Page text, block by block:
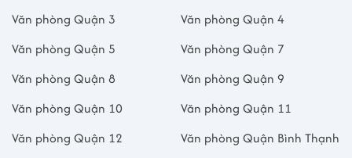
Văn phòng Quận 3
Văn phòng Quận 4
Văn phòng Quận 5
Văn phòng Quận 7
Văn phòng Quận 8
Văn phòng Quận 9
Văn phòng Quận 10
Văn phòng Quận 11
Văn phòng Quận 12
Văn phòng Quận Bình Thạnh